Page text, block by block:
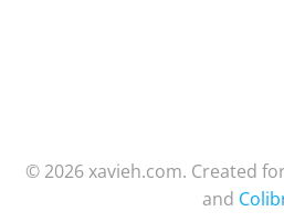
© 2026 xavieh.com. Created
and